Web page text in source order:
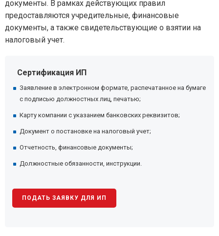
документы. В рамках действующих правил
предоставляются учредительные, финансовые
документы, а также свидетельствующие о взятии на
налоговый учет.
Сертификация ИП
Заявление в электронном формате, распечатанное на бумаге
с подписью должностных лиц, печатью;
Карту компании с указанием банковских реквизитов;
Документ о постановке на налоговый учет;
Отчетность, финансовые документы;
Должностные обязанности, инструкции.
ПОДАТЬ ЗАЯВКУ ДЛЯ ИП